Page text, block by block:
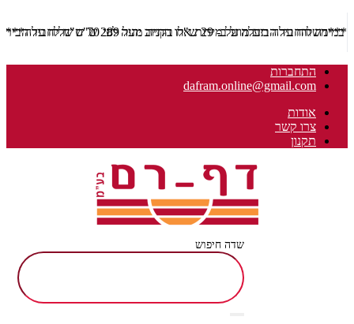
***משלוח עד הבית מוזל ב- 29 ש"ח בקניה מעל 289 ש"ח שליח עד הבית ***
התחברות
dafram.online@gmail.com
אודות
צרו קשר
תקנון
שדה חיפוש